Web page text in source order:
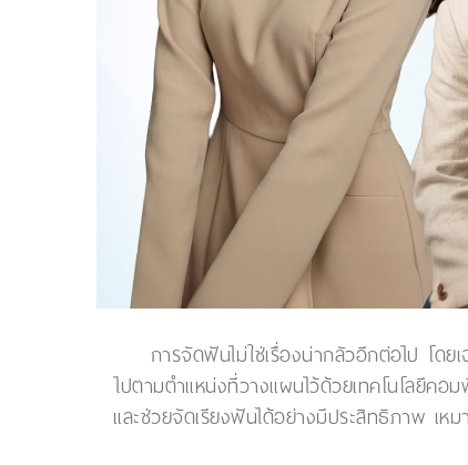
การจัดฟันไม่ใช่เรื่องน่ากลัวอีกต่อไป โด
ไปตามตำแหน่งที่วางแผนไว้ด้วยเทคโนโลยีค
และช่วยจัดเรียงฟันได้อย่างมีประสิทธิภาพ เ